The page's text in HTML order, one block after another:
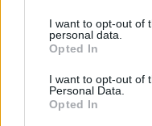
not limited to your visit
grant or deny consent
use your data for below
consent section.
I want to opt-out of
personal data.
Opted In
I want to opt-out of
Personal Data.
Opted In